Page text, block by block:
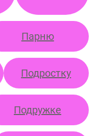
Парню
Подростку
Подружке